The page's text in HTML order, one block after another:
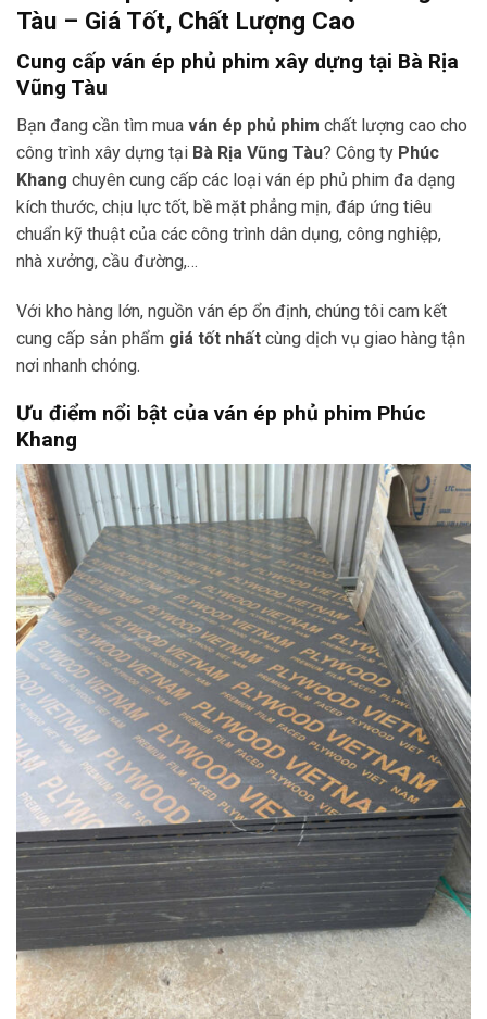
Tàu – Giá Tốt, Chất Lượng Cao
Cung cấp ván ép phủ phim xây dựng tại Bà Rịa
Vũng Tàu
Bạn đang cần tìm mua ván ép phủ phim chất lượng cao cho
công trình xây dựng tại Bà Rịa Vũng Tàu? Công ty Phúc
Khang chuyên cung cấp các loại ván ép phủ phim đa dạng
kích thước, chịu lực tốt, bề mặt phẳng mịn, đáp ứng tiêu
chuẩn kỹ thuật của các công trình dân dụng, công nghiệp,
nhà xưởng, cầu đường,…
Với kho hàng lớn, nguồn ván ép ổn định, chúng tôi cam kết
cung cấp sản phẩm giá tốt nhất cùng dịch vụ giao hàng tận
nơi nhanh chóng.
Ưu điểm nổi bật của ván ép phủ phim Phúc
Khang